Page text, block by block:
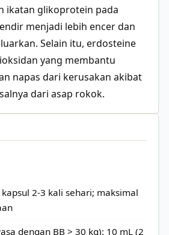
ikatan glikoprotein pada
menjadi lebih encer dan
Selain itu, erdosteine
yang membantu
napas dari kerusakan akibat
dari asap rokok.
2-3 kali sehari; maksimal
dengan BB > 30 kg): 10 mL (2